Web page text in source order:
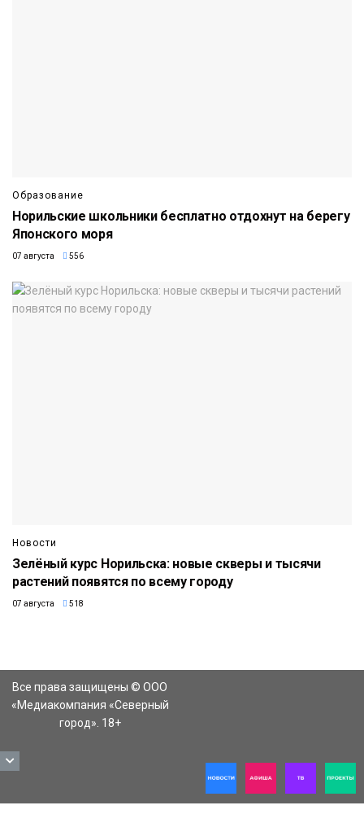
Образование
Норильские школьники бесплатно отдохнут на берегу
Японского моря
07 августа 556
Новости
Зелёный курс Норильска: новые скверы и тысячи
растений появятся по всему городу
07 августа 518
Все права защищены © ООО
«Медиакомпания «Северный
город». 18+